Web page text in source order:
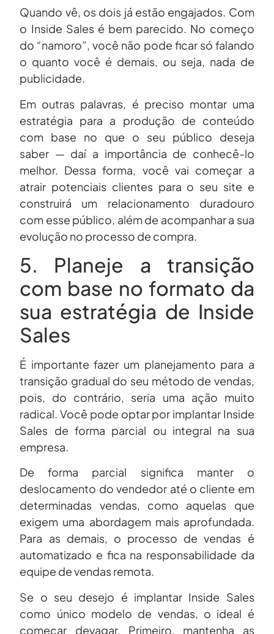
Quando vê, os dois já estão engajados. Com
o Inside Sales é bem parecido. No começo
do “namoro”, você não pode ficar só falando
o quanto você é demais, ou seja, nada de
publicidade.
Em outras palavras, é preciso montar uma
estratégia para a produção de conteúdo
com base no que o seu público deseja
saber — daí a importância de conhecê-lo
melhor. Dessa forma, você vai começar a
atrair potenciais clientes para o seu site e
construirá um relacionamento duradouro
com esse público, além de acompanhar a sua
evolução no processo de compra.
5. Planeje a transição
com base no formato da
sua estratégia de Inside
Sales
É importante fazer um planejamento para a
transição gradual do seu método de vendas,
pois, do contrário, seria uma ação muito
radical. Você pode optar por implantar Inside
Sales de forma parcial ou integral na sua
empresa.
De forma parcial significa manter o
deslocamento do vendedor até o cliente em
determinadas vendas, como aquelas que
exigem uma abordagem mais aprofundada.
Para as demais, o processo de vendas é
automatizado e fica na responsabilidade da
equipe de vendas remota.
Se o seu desejo é implantar Inside Sales
como único modelo de vendas, o ideal é
começar devagar. Primeiro, mantenha as